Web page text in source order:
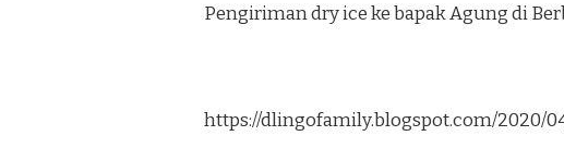
Pengiriman dry ice ke bapak Agung di
https://dlingofamily.blogspot.com/